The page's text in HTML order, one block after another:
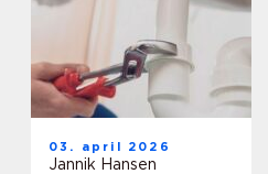
03. april 2026
Jannik Hansen